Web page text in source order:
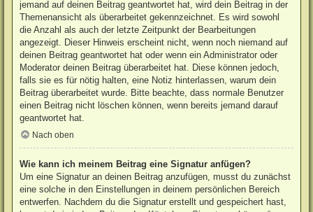
jemand auf deinen Beitrag geantwortet hat, wird dein Beitrag in der
Themenansicht als überarbeitet gekennzeichnet. Es wird sowohl
die Anzahl als auch der letzte Zeitpunkt der Bearbeitungen
angezeigt. Dieser Hinweis erscheint nicht, wenn noch niemand auf
deinen Beitrag geantwortet hat oder wenn ein Administrator oder
Moderator deinen Beitrag überarbeitet hat. Diese können jedoch,
falls sie es für nötig halten, eine Notiz hinterlassen, warum dein
Beitrag überarbeitet wurde. Bitte beachte, dass normale Benutzer
einen Beitrag nicht löschen können, wenn bereits jemand darauf
geantwortet hat.
Nach oben
Wie kann ich meinem Beitrag eine Signatur anfügen?
Um eine Signatur an deinen Beitrag anzufügen, musst du zunächst
eine solche in den Einstellungen in deinem persönlichen Bereich
entwerfen. Nachdem du die Signatur erstellt und gespeichert hast,